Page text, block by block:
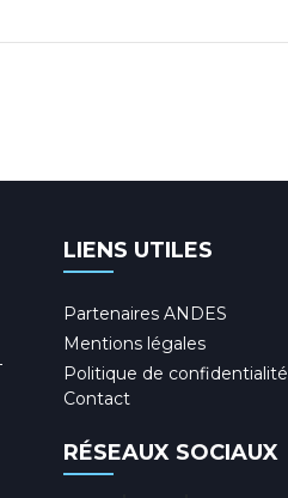
LIENS UTILES
Partenaires ANDES
Mentions légales
Politique de confidentialité
Contact
RÉSEAUX SOCIAUX